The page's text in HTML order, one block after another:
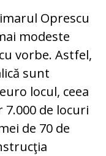
Oprescu
modeste
vorbe. Astfel,
sunt
locul, ceea
7.000 de locuri
de 70 de